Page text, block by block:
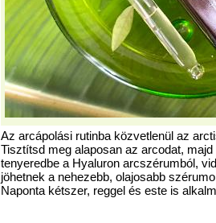
Az arcápolási rutinba közvetlenül az
Tisztítsd meg alaposan az arcodat,
tenyeredbe a Hyaluron arcszérumból,
jöhetnek a nehezebb, olajosabb
Naponta kétszer, reggel és este is